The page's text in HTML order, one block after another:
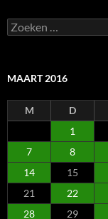
Zoeken
naar:
MAART 2016
M D
1
7
8
14
15
21
22
28
29